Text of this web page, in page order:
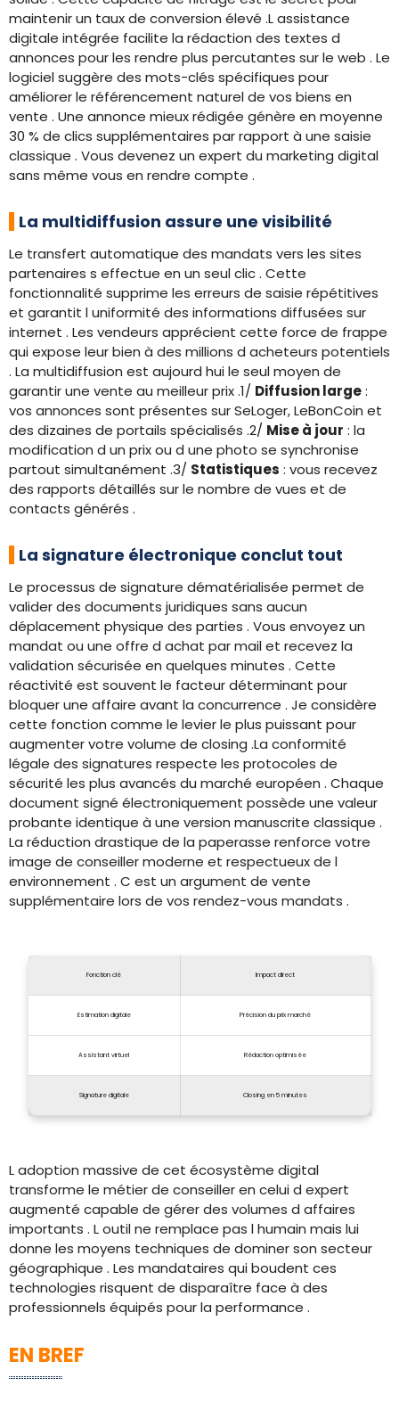
maintenir un taux de conversion élevé .L assistance
digitale intégrée facilite la rédaction des textes d
annonces pour les rendre plus percutantes sur le web . Le
logiciel suggère des mots-clés spécifiques pour
améliorer le référencement naturel de vos biens en
vente . Une annonce mieux rédigée génère en moyenne
30 % de clics supplémentaires par rapport à une saisie
classique . Vous devenez un expert du marketing digital
sans même vous en rendre compte .
La multidiffusion assure une visibilité
Le transfert automatique des mandats vers les sites
partenaires s effectue en un seul clic . Cette
fonctionnalité supprime les erreurs de saisie répétitives
et garantit l uniformité des informations diffusées sur
internet . Les vendeurs apprécient cette force de frappe
qui expose leur bien à des millions d acheteurs potentiels
. La multidiffusion est aujourd hui le seul moyen de
garantir une vente au meilleur prix .1/ Diffusion large:
vos annonces sont présentes sur SeLoger, LeBonCoin et
des dizaines de portails spécialisés .2/ Mise à jour : la
modification d un prix ou d une photo se synchronise
partout simultanément .3/ Statistiques : vous recevez
des rapports détaillés sur le nombre de vues et de
contacts générés .
La signature électronique conclut tout
Le processus de signature dématérialisée permet de
valider des documents juridiques sans aucun
déplacement physique des parties . Vous envoyez un
mandat ou une offre d achat par mail et recevez la
validation sécurisée en quelques minutes . Cette
réactivité est souvent le facteur déterminant pour
bloquer une affaire avant la concurrence . Je considère
cette fonction comme le levier le plus puissant pour
augmenter votre volume de closing .La conformité
légale des signatures respecte les protocoles de
sécurité les plus avancés du marché européen . Chaque
document signé électroniquement possède une valeur
probante identique à une version manuscrite classique .
La réduction drastique de la paperasse renforce votre
image de conseiller moderne et respectueux de l
environnement . C est un argument de vente
supplémentaire lors de vos rendez-vous mandats .
Fonction clé Impact direct
Estimation digitale Précision du prix marché
Assistant virtuel Rédaction optimisée
Signature digitale Closing en 5 minutes
L adoption massive de cet écosystème digital
transforme le métier de conseiller en celui d expert
augmenté capable de gérer des volumes d affaires
importants . L outil ne remplace pas l humain mais lui
donne les moyens techniques de dominer son secteur
géographique . Les mandataires qui boudent ces
technologies risquent de disparaître face à des
professionnels équipés pour la performance .
EN BREF